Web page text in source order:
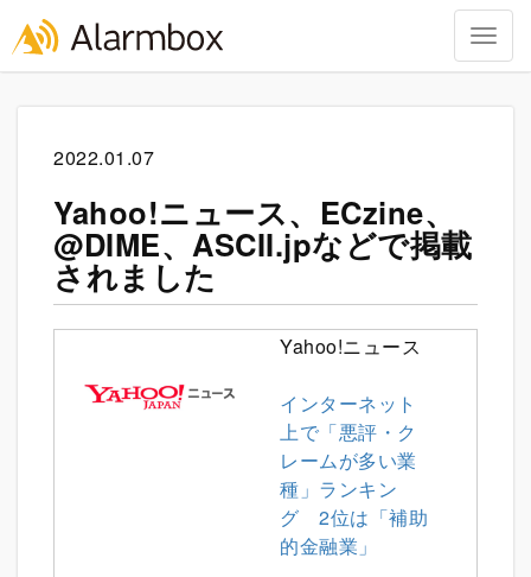
2022.01.07
Yahoo!ニュース、ECzine、
@DIME、ASCII.jpなどで掲載
されました
Yahoo!ニュース
インターネット
上で「悪評・ク
レームが多い業
種」ランキン
グ 2位は「補助
的金融業」